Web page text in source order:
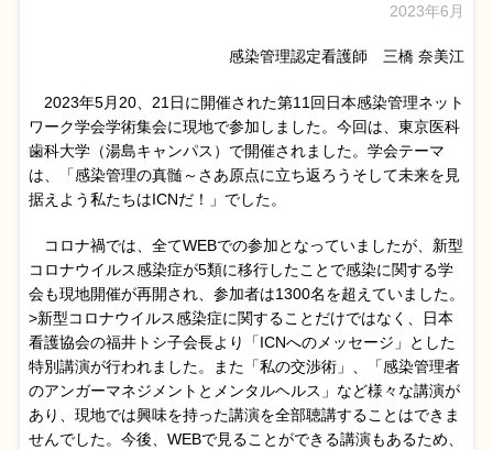
2023年6月
感染管理認定看護師 三橋 奈美江
2023年5月20、21日に開催された第11回日本感染管理ネット
ワーク学会学術集会に現地で参加しました。今回は、東京医科
歯科大学（湯島キャンパス）で開催されました。学会テーマ
は、「感染管理の真髄～さあ原点に立ち返ろうそして未来を見
据えよう私たちはICNだ！」でした。
コロナ禍では、全てWEBでの参加となっていましたが、新型
コロナウイルス感染症が5類に移行したことで感染に関する学
会も現地開催が再開され、参加者は1300名を超えていました。
>新型コロナウイルス感染症に関することだけではなく、日本
看護協会の福井トシ子会長より「ICNへのメッセージ」とした
特別講演が行われました。また「私の交渉術」、「感染管理者
のアンガーマネジメントとメンタルヘルス」など様々な講演が
あり、現地では興味を持った講演を全部聴講することはできま
せんでした。今後、WEBで見ることができる講演もあるため、